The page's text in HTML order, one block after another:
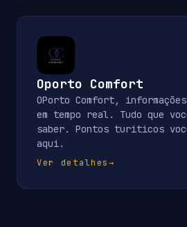
Oporto Comfort
OPorto Comfort,
em tempo real. Tudo que
saber. Pontos turiticos
aqui.
Ver detalhes→